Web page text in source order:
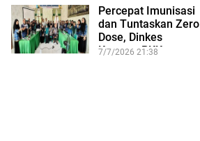
Percepat Imunisasi
dan Tuntaskan Zero
Dose, Dinkes
Kampar-PKK
7/7/2026 21:38